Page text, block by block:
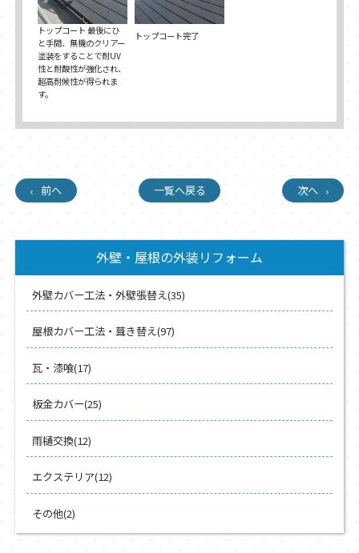
トップコート 最後にひ
と手間、無機のクリアー
塗装をすることで耐UV
性と耐酸性が強化され、
超高耐候性が得られま
す。
トップコート完了
前へ 一覧へ戻る 次へ
外壁・屋根の外装リフォーム
外壁カバー工法・外壁張替え(35)
屋根カバー工法・葺き替え(97)
瓦・漆喰(17)
板金カバー(25)
雨樋交換(12)
エクステリア(12)
その他(2)